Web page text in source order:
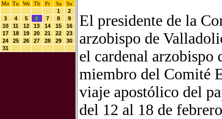
Mo
Tu We Th Fr Sa
Su
1
2
3
4 5 6 7 8
9
10
11 12 13 14 15
16
17
18 19 20 21 22
23
24
25 26 27 28 29
30
31
El presidente de la
arzobispo de
el cardenal arzobispo
miembro del Comité
viaje apostólico del
del 12 al 18 de